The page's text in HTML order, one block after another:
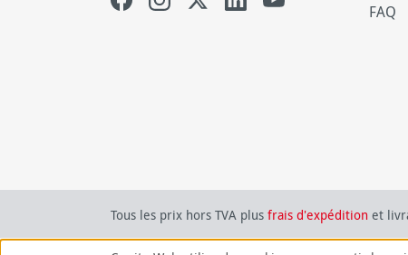
FAQ
Tous les prix hors TVA plus frais d'expédition et